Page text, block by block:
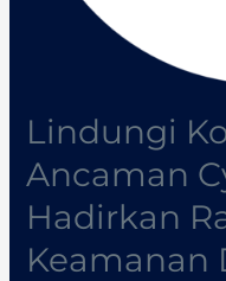
Lindungi
Ancaman
Hadirkan
Keamanan